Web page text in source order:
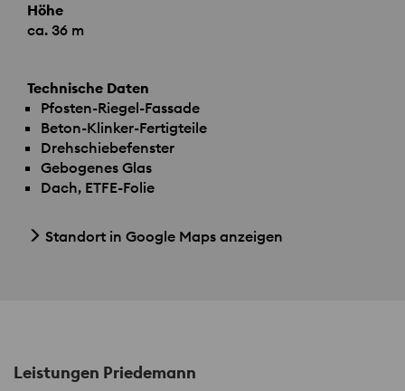
Höhe
ca. 36 m
Technische Daten
Pfosten-Riegel-Fassade
Beton-Klinker-Fertigteile
Drehschiebefenster
Gebogenes Glas
Dach, ETFE-Folie
Standort in Google Maps anzeigen
Leistungen Priedemann